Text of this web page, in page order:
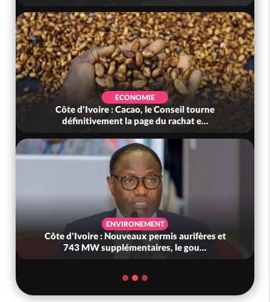
ECONOMIE
Côte d'Ivoire : Cacao, le Conseil tourne
définitivement la page du rachat e...
ENVIRONEMENT
Côte d'Ivoire : Nouveaux permis aurifères et
743 MW supplémentaires, le gou...